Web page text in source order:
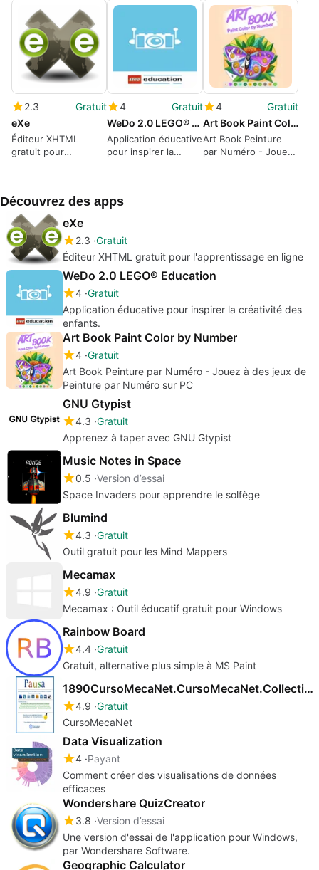
2.3
Gratuit
eXe
Éditeur XHTML
gratuit pour
4
Gratuit
WeDo 2.0 LEGO® Education
Application éducative
pour inspirer la
4
Gratuit
Art Book Paint Color by Number
Art Book Peinture
par Numéro - Jouez
Découvrez des apps
eXe
2.3 Gratuit
Éditeur XHTML gratuit pour l'apprentissage en ligne
WeDo 2.0 LEGO® Education
4 Gratuit
Application éducative pour inspirer la créativité des
enfants.
Art Book Paint Color by Number
4 Gratuit
Art Book Peinture par Numéro - Jouez à des jeux de
Peinture par Numéro sur PC
GNU Gtypist
4.3 Gratuit
Apprenez à taper avec GNU Gtypist
Music Notes in Space
0.5 Version d’essai
Space Invaders pour apprendre le solfège
Blumind
4.3 Gratuit
Outil gratuit pour les Mind Mappers
Mecamax
4.9 Gratuit
Mecamax : Outil éducatif gratuit pour Windows
Rainbow Board
4.4 Gratuit
Gratuit, alternative plus simple à MS Paint
1890CursoMecaNet.CursoMecaNet.Collection
4.9 Gratuit
CursoMecaNet
Data Visualization
4 Payant
Comment créer des visualisations de données
efficaces
Wondershare QuizCreator
3.8 Version d’essai
Une version d'essai de l'application pour Windows,
par Wondershare Software.
Geographic Calculator